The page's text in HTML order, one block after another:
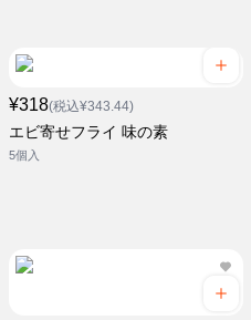
¥318(税込¥343.44)
エビ寄せフライ 味の素
5個入